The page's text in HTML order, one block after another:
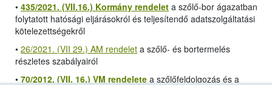
• 435/2021. (VII.16.) Kormány rendelet a szőlő-bor ágazatban
folytatott hatósági eljárásokról és teljesítendő adatszolgáltatási
kötelezettségekről
• 26/2021. (VII 29.) AM rendelet a szőlő- és bortermelés
részletes szabályairól
• 70/2012. (VII. 16.) VM rendelete a szőlőfeldolgozás és a